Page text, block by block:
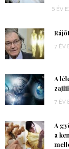
6 ÉV
7 ÉV
A
7 ÉV
A
a